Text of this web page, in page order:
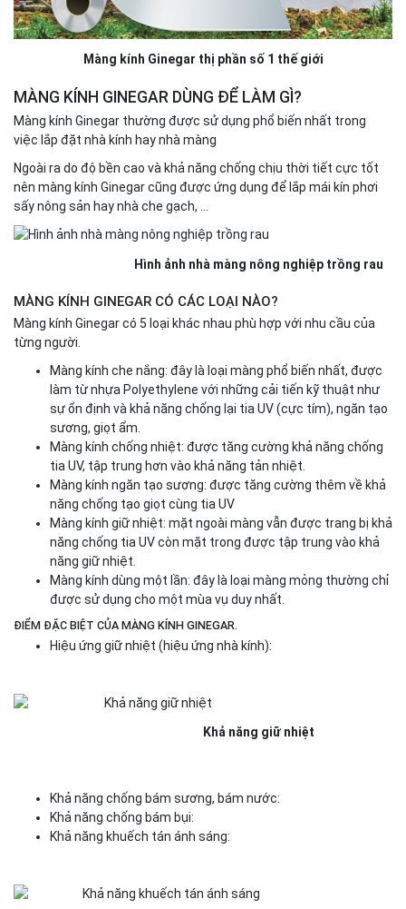
Màng kính Ginegar thị phần số 1 thế giới
MÀNG KÍNH GINEGAR DÙNG ĐỂ LÀM GÌ?
Màng kính Ginegar thường được sử dụng phổ biến nhất trong
việc lắp đặt nhà kính hay nhà màng
Ngoài ra do độ bền cao và khả năng chống chịu thời tiết cực tốt
nên màng kính Ginegar cũng được ứng dụng để lắp mái kín phơi
sấy nông sản hay nhà che gạch, …
Hình ảnh nhà màng nông nghiệp trồng rau
MÀNG KÍNH GINEGAR CÓ CÁC LOẠI NÀO?
Màng kính Ginegar có 5 loại khác nhau phù hợp với nhu cầu của
từng người.
Màng kính che nắng: đây là loại màng phổ biến nhất, được
làm từ nhựa Polyethylene với những cải tiến kỹ thuật như
sự ổn định và khả năng chống lại tia UV (cực tím), ngăn tạo
sương, giọt ẩm.
Màng kính chống nhiệt: được tăng cường khả năng chống
tia UV, tập trung hơn vào khả năng tản nhiệt.
Màng kính ngăn tạo sương: được tăng cường thêm về khả
năng chống tạo giọt cùng tia UV
Màng kính giữ nhiệt: mặt ngoài màng vẫn được trang bị khả
năng chống tia UV còn mặt trong được tập trung vào khả
năng giữ nhiệt.
Màng kính dùng một lần: đây là loại màng mỏng thường chỉ
được sử dụng cho một mùa vụ duy nhất.
ĐIỂM ĐẶC BIỆT CỦA MÀNG KÍNH GINEGAR.
Hiệu ứng giữ nhiệt (hiệu ứng nhà kính):
Khả năng giữ nhiệt
Khả năng chống bám sương, bám nước:
Khả năng chống bám bụi:
Khả năng khuếch tán ánh sáng: